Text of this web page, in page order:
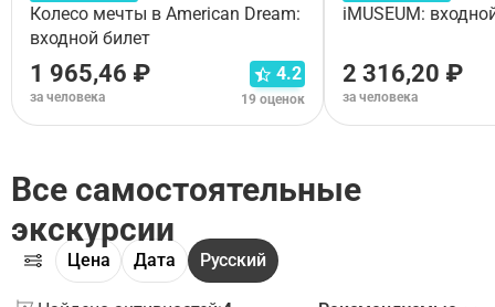
Колесо мечты в American Dream:
входной билет
1 965,46 ₽
за человека
4.2
19 оценок
iMUSEUM:
2 316,20 ₽
за человека
Все самостоятельные
экскурсии
Цена Дата Русский